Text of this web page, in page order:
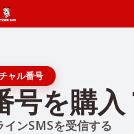
ャル番号
号を購
ンSMSを受信する